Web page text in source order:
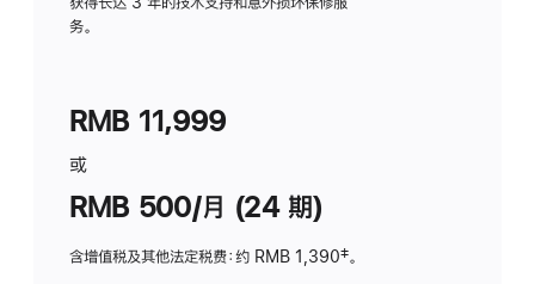
务。
RMB 11,999
或
RMB 500/月 (24 期)
含增值税及其他法定税费：约 RMB 1,390脚
‡。